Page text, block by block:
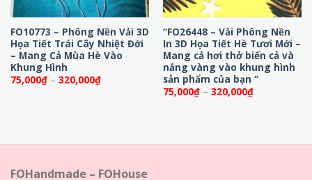
FO10773 – Phông Nền Vải 3D
Họa Tiết Trái Cây Nhiệt Đới
– Mang Cả Mùa Hè Vào
Khung Hình
75,000₫ – 320,000₫Khoảng
giá:
“FO26448 – Vải Phông Nền
In 3D Họa Tiết Hè Tươi Mới –
Mang cả hơi thở biển cả và
nắng vàng vào khung hình
sản phẩm của bạn “
75,000₫ – 320,000₫Khoảng
giá:
FOHandmade – FOHouse